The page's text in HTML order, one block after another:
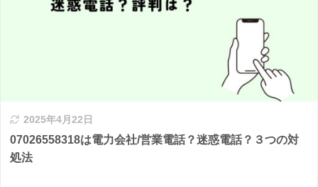
2025年4月22日
07026558318は電力会社/営業電話？迷惑電話？３つの対
処法